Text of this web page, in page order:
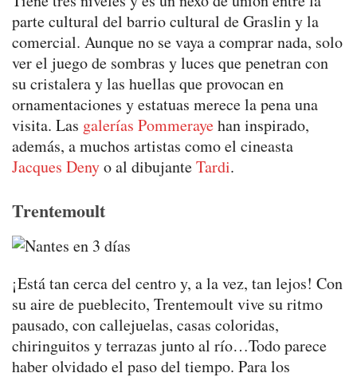
parte cultural del barrio cultural de Graslin y la
comercial. Aunque no se vaya a comprar nada, solo
ver el juego de sombras y luces que penetran con
su cristalera y las huellas que provocan en
ornamentaciones y estatuas merece la pena una
visita. Las galerías Pommerayehan inspirado,
además, a muchos artistas como el cineasta
Jacques Denyo al dibujanteTardi.
Trentemoult
¡Está tan cerca del centro y, a la vez, tan lejos! Con
su aire de pueblecito, Trentemoult vive su ritmo
pausado, con callejuelas, casas coloridas,
chiringuitos y terrazas junto al río…Todo parece
haber olvidado el paso del tiempo. Para los